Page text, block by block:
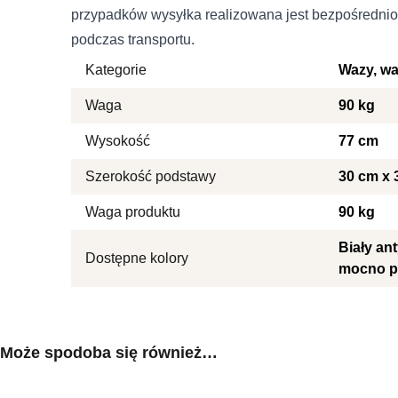
przypadków wysyłka realizowana jest
podczas transportu.
Kategorie
Wazy,
Waga 90 kg
Wysokość 77 cm
Szerokość podstawy 30 cm x
Waga produktu 90 kg
Dostępne kolory
Biały
mocno
Wyrażam zgodę na
Może spodoba się również…
Statystyczne pliki cookie
Marketingowe pliki cookie
reklamodawców strony
Nieklasyfikowane